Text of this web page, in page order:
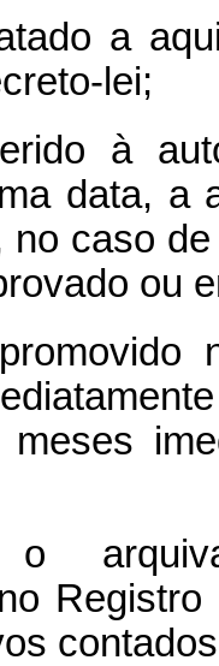
a
lei;
à
data, a
no caso
ou